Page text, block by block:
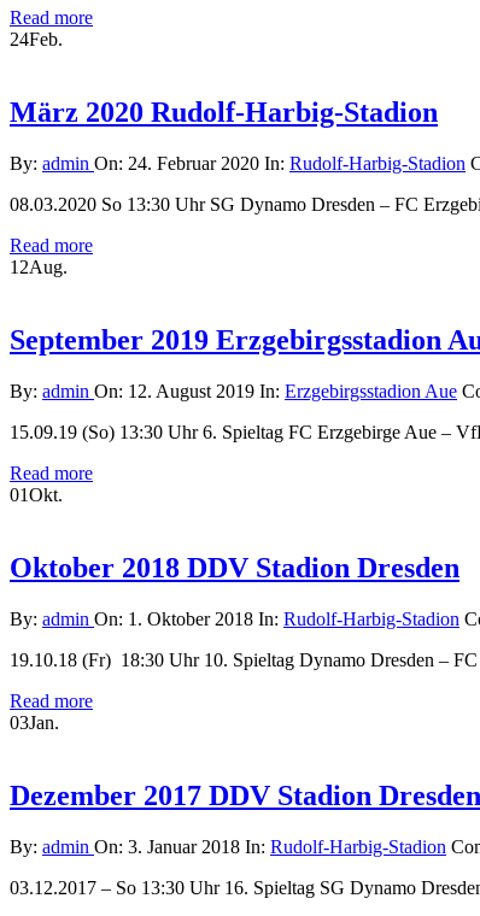
Read more
24Feb.
März 2020 Rudolf-Harbig-Stadion
By: admin On: 24. Februar 2020 In: Rudolf-Harbig-Stadion
08.03.2020 So 13:30 Uhr SG Dynamo Dresden – FC
Read more
12Aug.
September 2019 Erzgebirgsstadion
By: admin On: 12. August 2019 In: Erzgebirgsstadion Aue
15.09.19 (So) 13:30 Uhr 6. Spieltag FC Erzgebirge Aue –
Read more
01Okt.
Oktober 2018 DDV Stadion Dresden
By: admin On: 1. Oktober 2018 In: Rudolf-Harbig-Stadion
19.10.18 (Fr) 18:30 Uhr 10. Spieltag Dynamo Dresden –
Read more
03Jan.
Dezember 2017 DDV Stadion Dresden
By: admin On: 3. Januar 2018 In: Rudolf-Harbig-Stadion
03.12.2017 – So 13:30 Uhr 16. Spieltag SG Dynamo